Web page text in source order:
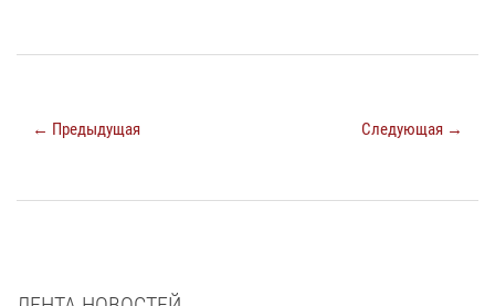
← Предыдущая Следующая →